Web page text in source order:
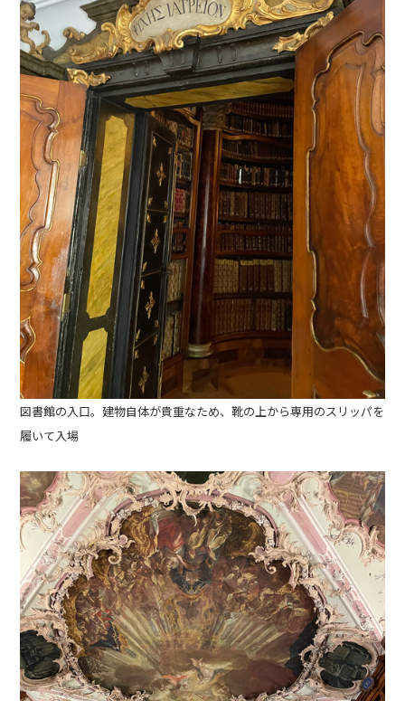
図書館の入口。建物自体が貴重なため、靴の上から専用のスリッパを
履いて入場